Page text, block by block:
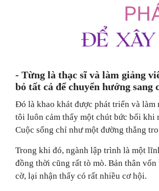
- Từng là thạc sĩ và làm giảng
bỏ tất cả để chuyển hướng sang
Đó là khao khát được phát triển và
tôi luôn cảm thấy một chút bức bối khi
Cuộc sống chỉ như một đường thẳng
Trong khi đó, ngành lập trình là một
đồng thời cũng rất tò mò. Bản thân
cờ, lại nhận thấy có rất nhiều cơ hội.